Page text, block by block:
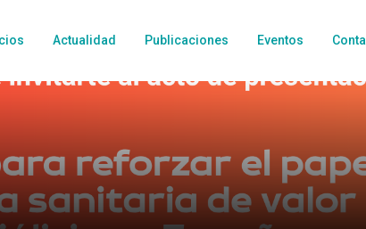
Actualidad Publicaciones Eventos